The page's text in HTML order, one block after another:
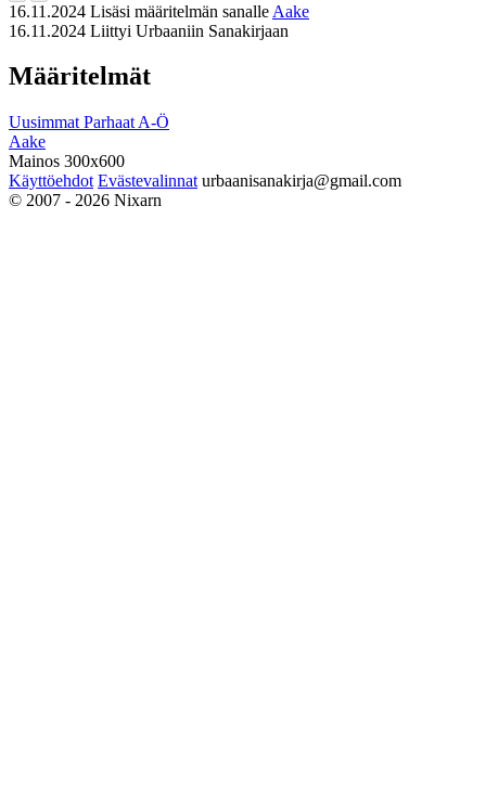
16.11.2024 Lisäsi määritelmän sanalle Aake
16.11.2024 Liittyi Urbaaniin Sanakirjaan
Määritelmät
Uusimmat Parhaat A-Ö
Aake
Mainos 300x600
Käyttöehdot Evästevalinnat urbaanisanakirja@gmail.com
© 2007 - 2026 Nixarn